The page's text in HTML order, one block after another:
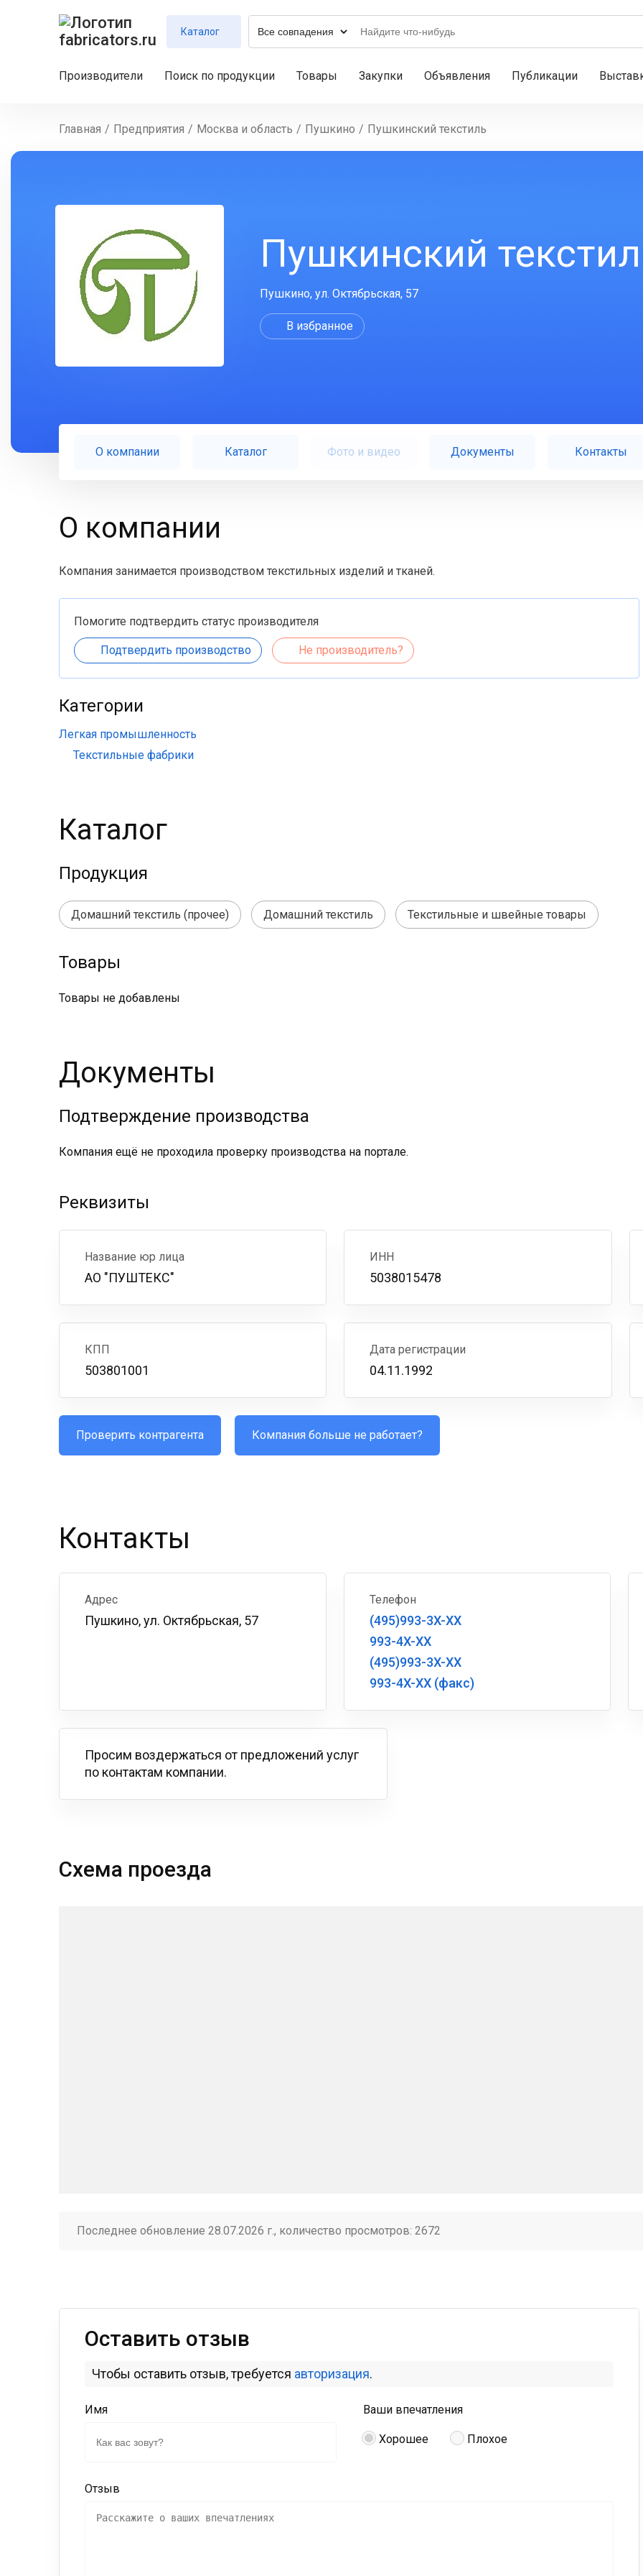
Каталог
Производители Поиск по продукции Товары Закупки Объявления Публикации
Главная / Предприятия / Москва и область / Пушкино / Пушкинский текстиль
Пушкинский
Пушкино, ул. Октябрьская, 57
В избранное
О компании Каталог Фото и видео Документы Контакты
О компании
Компания занимается производством текстильных изделий и тканей.
Помогите подтвердить статус производителя
Подтвердить производство Не производитель?
Категории
Легкая промышленность
Текстильные фабрики
Каталог
Продукция
Домашний текстиль (прочее) Домашний текстиль Текстильные и швейные товары
Товары
Товары не добавлены
Документы
Подтверждение производства
Компания ещё не проходила проверку производства на портале.
Реквизиты
Название юр лица
АО "ПУШТЕКС"
ИНН
5038015478
КПП
503801001
Дата регистрации
04.11.1992
Проверить контрагента Компания больше не работает?
Контакты
Адрес
Пушкино, ул. Октябрьская, 57
Телефон
(495)993-3X-XX
993-4X-XX
(495)993-3X-XX
993-4X-XX (факс)
Просим воздержаться от предложений услуг
по контактам компании.
Схема проезда
Последнее обновление 28.07.2026 г., количество просмотров: 2672
Оставить отзыв
Чтобы оставить отзыв, требуется авторизация.
Имя Ваши впечатления
Хорошее Плохое
Отзыв